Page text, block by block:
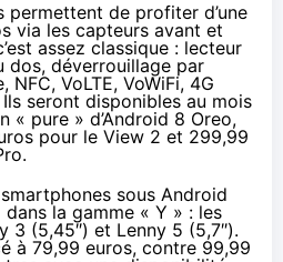
permettent de profiter d’une
via les capteurs avant et
assez classique : lecteur
dos, déverrouillage par
NFC, VoLTE, VoWiFi, 4G
seront disponibles au mois
« pure » d’Android 8 Oreo,
pour le View 2 et 299,99
sous Android
dans la gamme « Y » : les
3 (5,45″) et Lenny 5 (5,7″).
à 79,99 euros, contre 99,99